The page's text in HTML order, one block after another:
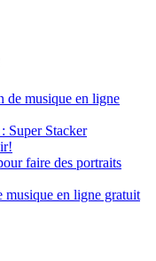
de musique en ligne
Super Stacker
faire des portraits
musique en ligne gratuit